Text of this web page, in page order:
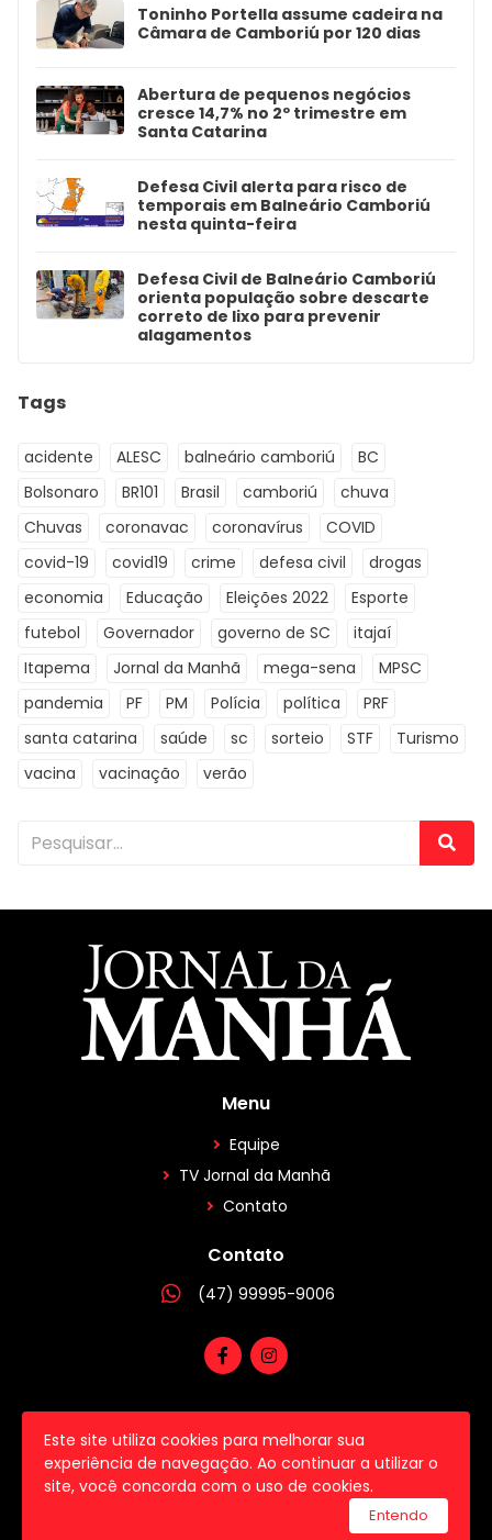
Toninho Portella assume cadeira na
Câmara de Camboriú por 120 dias
Abertura de pequenos negócios
cresce 14,7% no 2º trimestre em
Santa Catarina
Defesa Civil alerta para risco de
temporais em Balneário Camboriú
nesta quinta-feira
Defesa Civil de Balneário Camboriú
orienta população sobre descarte
correto de lixo para prevenir
alagamentos
Tags
acidente ALESC balneário camboriú
BC
Bolsonaro
BR101 Brasil camboriú
chuva
Chuvas
coronavac coronavírus
COVID
covid-19
covid19 crime defesa civil
drogas
economia
Educação Eleições 2022
Esporte
futebol
Governador governo de SC
itajaí
Itapema
Jornal da Manhã mega-sena
MPSC
pandemia
PF PM Polícia política
PRF
santa catarina
saúde sc sorteio STF
Turismo
vacina
vacinação verão
Este site utiliza cookies para melhorar sua
experiência de navegação. Ao continuar a utilizar o
site, você concorda com o uso de cookies.
Entendo
Menu
Equipe
TV Jornal da Manhã
Contato
Contato
(47) 99995-9006
2026 © Todos os direitos reservados.